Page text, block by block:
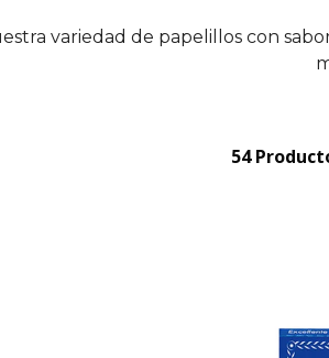
variedad de papelillos con
54